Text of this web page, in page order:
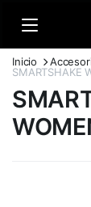
Inicio
SMARTSHAKE